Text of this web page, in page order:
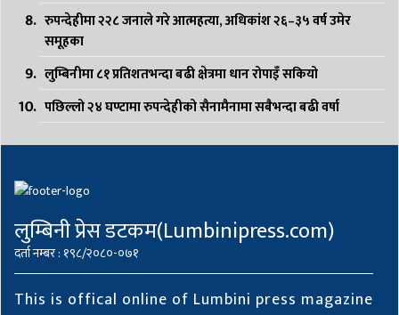
रुपन्देहीमा २२८ जनाले गरे आत्महत्या, अधिकांश २६–३५ वर्ष उमेर
समूहका
लुम्बिनीमा ८१ प्रतिशतभन्दा बढी क्षेत्रमा धान रोपाइँ सकियो
पछिल्लो २४ घण्टामा रुपन्देहीको सैनामैनामा सबैभन्दा बढी वर्षा
लुम्बिनी प्रेस डटकम(Lumbinipress.com)
दर्ता नम्बर : १९८/२०८०-०७१
This is offical online of Lumbini press magazine